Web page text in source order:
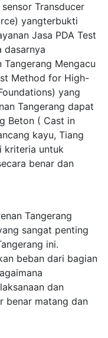
Transducer
yangterbukti
Jasa PDA Test
dasarnya
Tangerang Mengacu
Method for High-
yang
Tangerang dapat
Beton ( Cast in
kayu, Tiang
kriteria untuk
benar dan
Tangerang
sangat penting
ini.
beban dari bagian
dan
benar matang dan